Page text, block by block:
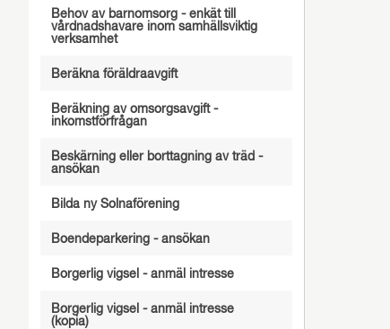
Behov av barnomsorg - enkät till
vårdnadshavare inom samhällsviktig
verksamhet
Beräkna föräldraavgift
Beräkning av omsorgsavgift -
inkomstförfrågan
Beskärning eller borttagning av träd -
ansökan
Bilda ny Solnaförening
Boendeparkering - ansökan
Borgerlig vigsel - anmäl intresse
Borgerlig vigsel - anmäl intresse
(kopia)